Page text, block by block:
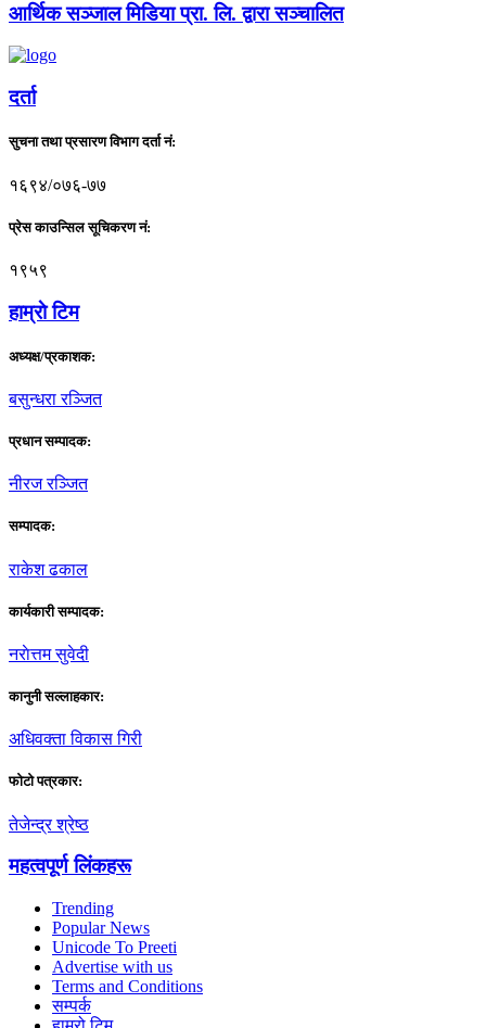
आर्थिक सञ्जाल मिडिया प्रा. लि. द्वारा सञ्चालित
दर्ता
सुचना तथा प्रसारण विभाग दर्ता नं:
१६९४/०७६-७७
प्रेस काउन्सिल सूचिकरण नं:
१९५९
हाम्राे टिम
अध्यक्ष/प्रकाशक:
बसुन्धरा रञ्जित
प्रधान सम्पादक:
नीरज रञ्जित
सम्पादक:
राकेश ढकाल
कार्यकारी सम्पादक:
नराेत्तम सुवेदी
कानुनी सल्लाहकार:
अधिवक्ता विकास गिरी
फाेटाे पत्रकार:
तेजेन्द्र श्रेष्ठ
महत्वपूर्ण लिंकहरू
Trending
Popular News
Unicode To Preeti
Advertise with us
Terms and Conditions
सम्पर्क